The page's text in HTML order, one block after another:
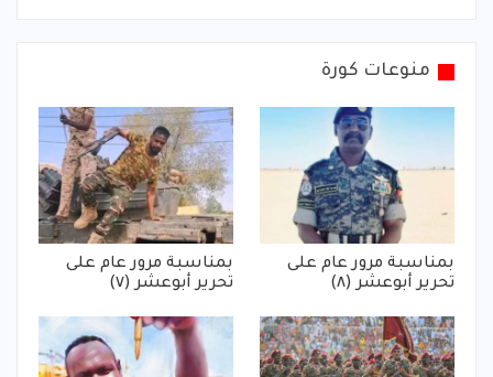
منوعات كورة
بمناسبة مرور عام على
تحرير أبوعشر (٨)
بمناسبة مرور عام على
تحرير أبوعشر (٧)